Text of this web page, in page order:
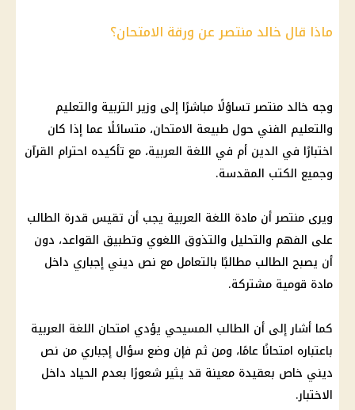
ماذا قال خالد منتصر عن ورقة الامتحان؟
وجه خالد منتصر تساؤلًا مباشرًا إلى وزير التربية والتعليم
والتعليم الفني حول طبيعة الامتحان، متسائلًا عما إذا كان
اختبارًا في الدين أم في اللغة العربية، مع تأكيده احترام القرآن
وجميع الكتب المقدسة.
ويرى منتصر أن مادة اللغة العربية يجب أن تقيس قدرة الطالب
على الفهم والتحليل والتذوق اللغوي وتطبيق القواعد، دون
أن يصبح الطالب مطالبًا بالتعامل مع نص ديني إجباري داخل
مادة قومية مشتركة.
كما أشار إلى أن الطالب المسيحي يؤدي امتحان اللغة العربية
باعتباره امتحانًا عامًا، ومن ثم فإن وضع سؤال إجباري من نص
ديني خاص بعقيدة معينة قد يثير شعورًا بعدم الحياد داخل
الاختبار.